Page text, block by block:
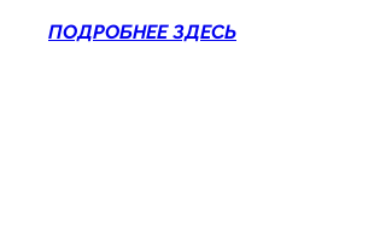
ПОДРОБНЕЕ ЗДЕСЬ